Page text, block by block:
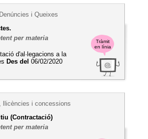
Tràmit
en línia
i Queixes
per materia
d'al·legacions a la
Des del 06/02/2020
llicències i concessions
(Contractació)
per materia